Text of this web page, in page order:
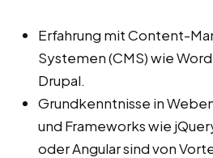
Erfahrung mit Content-
Systemen (CMS) wie
Drupal.
Grundkenntnisse in
und Frameworks wie
oder Angular sind von